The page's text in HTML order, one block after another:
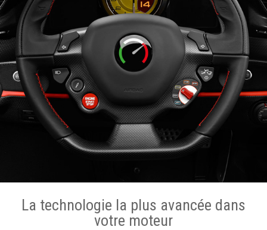
La technologie la plus avancée dans
votre moteur